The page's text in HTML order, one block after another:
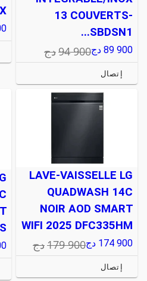
13 COUVERTS-
SBDSN1...
89 900 دج94 900دج
إتصال
LAVE-VAISSELLE LG
QUADWASH 14C
NOIR AOD SMART
WIFI 2025 DFC335HM
174 900 دج179 900دج
إتصال